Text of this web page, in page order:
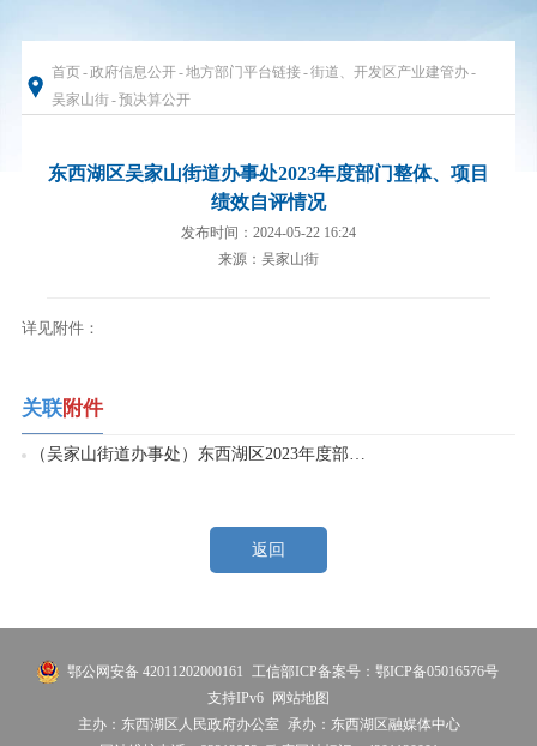
首页-政府信息公开-地方部门平台链接-街道、开发区产业建管办-
吴家山街-预决算公开
东西湖区吴家山街道办事处2023年度部门整体、项目
绩效自评情况
发布时间：2024-05-22 16:24
来源：吴家山街
详见附件：
关联附件
（吴家山街道办事处）东西湖区2023年度部门整体、项目绩效自评情况.xlsx
返回
鄂公网安备 42011202000161
工信部ICP备案号：鄂ICP备05016576号
支持IPv6 网站地图
主办：东西湖区人民政府办公室
承办：东西湖区融媒体中心